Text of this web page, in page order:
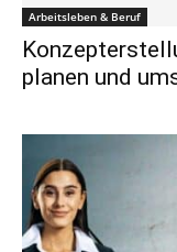
Arbeitsleben & Beruf
planen und